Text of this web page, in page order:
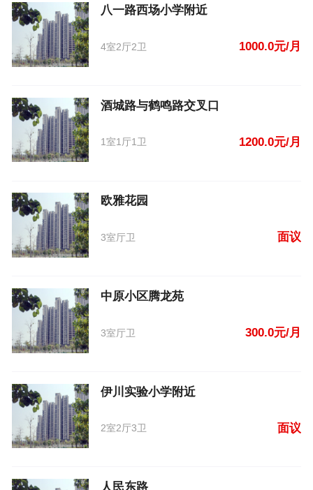
八一路西场小学附近
4室2厅2卫 1000.0元/月
酒城路与鹤鸣路交叉口
1室1厅1卫 1200.0元/月
欧雅花园
3室厅卫 面议
中原小区腾龙苑
3室厅卫 300.0元/月
伊川实验小学附近
2室2厅3卫 面议
人民东路